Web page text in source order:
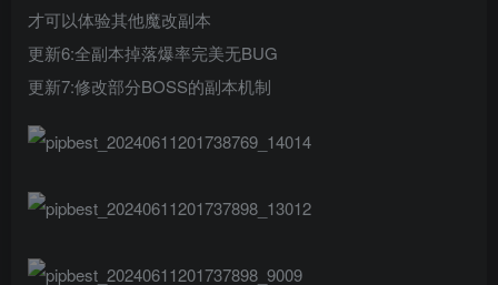
才可以体验其他魔改副本
更新6:全副本掉落爆率完美无BUG
更新7:修改部分BOSS的副本机制